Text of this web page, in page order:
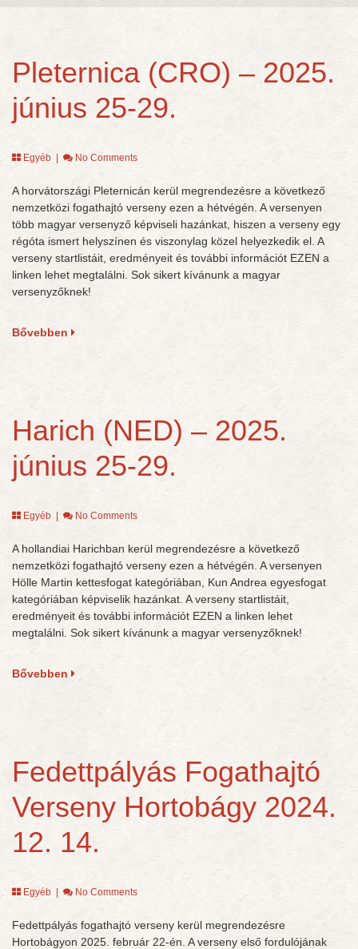
Pleternica (CRO) – 2025.
június 25-29.
Egyéb No Comments
A horvátországi Pleternicán kerül megrendezésre a következő
nemzetközi fogathajtó verseny ezen a hétvégén. A versenyen
több magyar versenyző képviseli hazánkat, hiszen a verseny egy
régóta ismert helyszínen és viszonylag közel helyezkedik el. A
verseny startlistáit, eredményeit és további információt EZEN a
linken lehet megtalálni. Sok sikert kívánunk a magyar
versenyzőknek!
Bővebben
Harich (NED) – 2025.
június 25-29.
Egyéb No Comments
A hollandiai Harichban kerül megrendezésre a következő
nemzetközi fogathajtó verseny ezen a hétvégén. A versenyen
Hölle Martin kettesfogat kategóriában, Kun Andrea egyesfogat
kategóriában képviselik hazánkat. A verseny startlistáit,
eredményeit és további információt EZEN a linken lehet
megtalálni. Sok sikert kívánunk a magyar versenyzőknek!
Bővebben
Fedettpályás Fogathajtó
Verseny Hortobágy 2024.
12. 14.
Egyéb No Comments
Fedettpályás fogathajtó verseny kerül megrendezésre
Hortobágyon 2025. február 22-én. A verseny első fordulójának